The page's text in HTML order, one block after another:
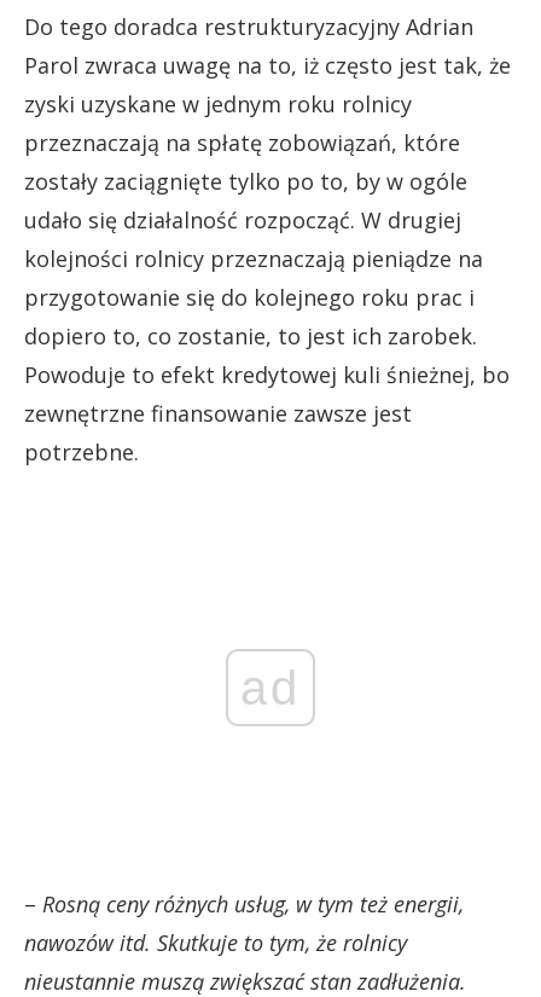
Do tego doradca restrukturyzacyjny Adrian
Parol zwraca uwagę na to, iż często jest tak, że
zyski uzyskane w jednym roku rolnicy
przeznaczają na spłatę zobowiązań, które
zostały zaciągnięte tylko po to, by w ogóle
udało się działalność rozpocząć. W drugiej
kolejności rolnicy przeznaczają pieniądze na
przygotowanie się do kolejnego roku prac i
dopiero to, co zostanie, to jest ich zarobek.
Powoduje to efekt kredytowej kuli śnieżnej, bo
zewnętrzne finansowanie zawsze jest
potrzebne.
ad
– Rosną ceny różnych usług, w tym też energii,
nawozów itd. Skutkuje to tym, że rolnicy
nieustannie muszą zwiększać stan zadłużenia.